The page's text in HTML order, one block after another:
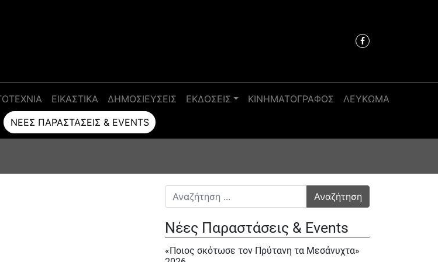
ΕΙΚΑΣΤΙΚΑ ΔΗΜΟΣΙΕΥΣΕΙΣ ΕΚΔΟΣΕΙΣ ΚΙΝΗΜΑΤΟΓΡΑΦΟΣ
ΛΕΥΚΩΜΑ
ΝΈΕΣ ΠΑΡΑΣΤΆΣΕΙΣ & EVENTS
Αναζήτηση για:
Νέες Παραστάσεις & Events
«Ποιος σκότωσε τον Πρύτανη τα Μεσάνυχτα»